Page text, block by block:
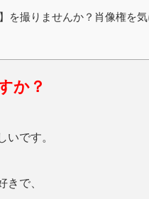
を撮りませんか？肖像権を
か？
いです。
きで、